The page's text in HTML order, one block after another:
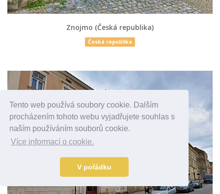
Tento web používá soubory cookie. Dalším
procházením tohoto webu vyjadřujete souhlas s
naším používáním souborů cookie.
Více informací o cookie.
V pořádku
Znojmo (Česká republika)
Česká republika